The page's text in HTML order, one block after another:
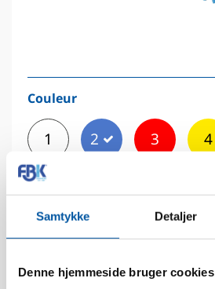
Samtykke Detaljer
Denne hjemmeside bruger cookies
Couleur
1 2 3 4